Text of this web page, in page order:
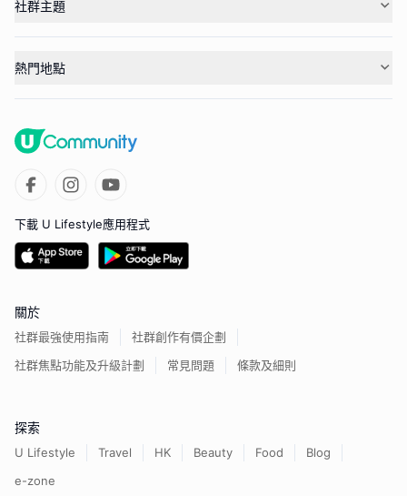
社群主題
熱門地點
下載 U Lifestyle應用程式
關於
社群最強使用指南
社群創作有價企劃
社群焦點功能及升級計劃
常見問題 條款及細則
探索
U Lifestyle Travel HK Beauty Food
Blog
e-zone